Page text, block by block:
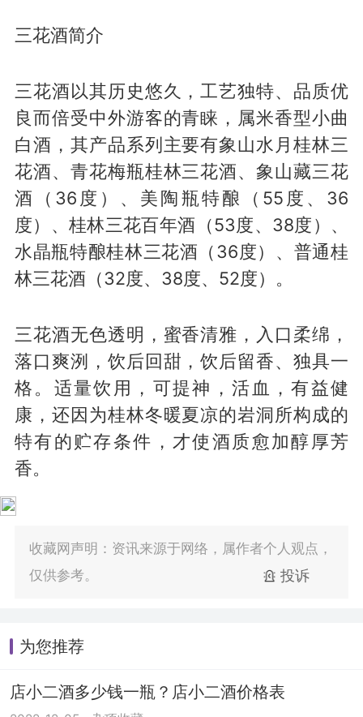
三花酒简介
三花酒以其历史悠久，工艺独特、品质优
良而倍受中外游客的青睐，属米香型小曲
白酒，其产品系列主要有象山水月桂林三
花酒、青花梅瓶桂林三花酒、象山藏三花
酒（36度）、美陶瓶特酿（55度、36
度）、桂林三花百年酒（53度、38度）、
水晶瓶特酿桂林三花酒（36度）、普通桂
林三花酒（32度、38度、52度）。
三花酒无色透明，蜜香清雅，入口柔绵，
落口爽洌，饮后回甜，饮后留香、独具一
格。适量饮用，可提神，活血，有益健
康，还因为桂林冬暖夏凉的岩洞所构成的
特有的贮存条件，才使酒质愈加醇厚芳
香。
收藏网声明：资讯来源于网络，属作者个人观点，
仅供参考。
投诉
为您推荐
店小二酒多少钱一瓶？店小二酒价格表